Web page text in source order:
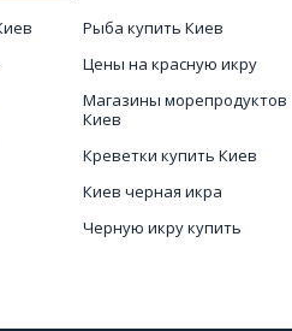
Рыба купить Киев
Цены на красную икру
Магазины морепродуктов
Киев
Креветки купить Киев
Киев черная икра
Черную икру купить